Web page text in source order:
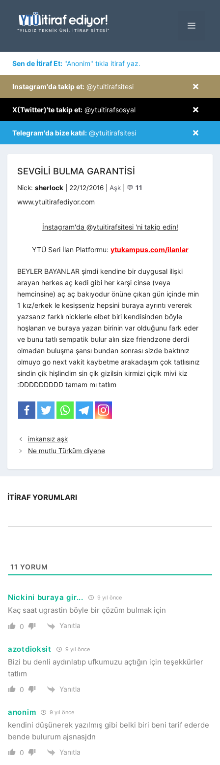
MENÜ
Sen de İtiraf Et: "Anonim" tıkla itiraf yaz.
×
Instagram'da takip et: @ytuitirafsitesi
×
X(Twitter)'te takip et: @ytuitirafsosyal
×
Telegram'da bize katıl: @ytuitirafsitesi
SEVGILI BULMA GARANTISI
Nick: sherlock 22/12/2016 Kategoriler
Aşk 💬 11
www.ytuitirafediyor.com
İnstagram'da @ytuitirafsitesi 'ni takip edin!
YTÜ Seri İlan Platformu: ytukampus.com/ilanlar
BEYLER BAYANLAR şimdi kendine bir duygusal ilişki
arayan herkes aç kedi gibi her karşi cinse (veya
hemcinsine) aç aç bakıyodur önüne çıkan gün içinde min
1 kız/erkek le kesişseniz hepsini buraya ayrıntı vererek
yazsanız farklı nicklerle elbet biri kendisinden böyle
hoşlanan ve buraya yazan birinin var olduğunu fark eder
ve bunu tatlı sempatik bulur alın size friendzone derdi
olmadan buluşma şansı bundan sonrası sizde baktınız
olmuyo go next vakit kaybetme arakadaşım çok tatlısınız
sindin çik hişlindim sin çik gizilsin kirmizi çiçik mivi kiz
:DDDDDDDDD tamam mı tatlım
imkansız aşk
Ne mutlu Türküm diyene
İTIRAF YORUMLARI
11 YORUM
Nickini buraya gir... 9 yıl önce
Kaç saat ugrastin böyle bir çözüm bulmak için
0 Yanıtla
azotdioksit 9 yıl önce
Bizi bu denli aydınlatıp ufkumuzu açtığın için teşekkürler
tatlım
0 Yanıtla
anonim 9 yıl önce
kendini düşünerek yazılmış gibi belki biri beni tarif ederde
bende bulurum ajsnasjdn
0 Yanıtla